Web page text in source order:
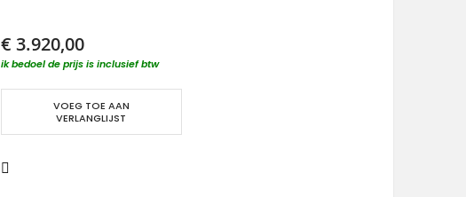
€ 3.920,00
ik bedoel de prijs is inclusief btw
VOEG TOE AAN
VERLANGLIJST